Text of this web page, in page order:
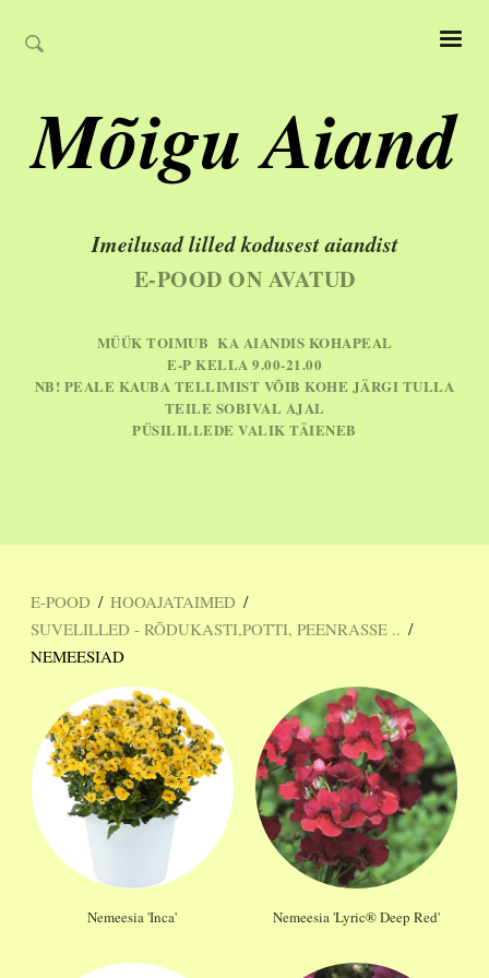
Mõigu Aiand
Imeilusad lilled kodusest aiandist
E-POOD ON AVATUD
MÜÜK TOIMUB KA AIANDIS KOHAPEAL
E-P KELLA 9.00-21.00
NB! PEALE KAUBA TELLIMIST VÕIB KOHE JÄRGI TULLA
TEILE SOBIVAL AJAL
PÜSILILLEDE VALIK TÄIENEB
E-POOD / HOOAJATAIMED /
SUVELILLED - RÕDUKASTI,POTTI, PEENRASSE .. /
NEMEESIAD
Nemeesia 'Inca' Nemeesia 'Lyric® Deep Red'